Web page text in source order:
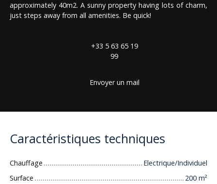
approximately 40m2. A sunny property having lots of charm,
just steps away from all amenities. Be quick!
+33 5 63 65 19
99
Envoyer un mail
Caractéristiques techniques
Chauffage
Electrique/Individuel
Surface
200 m²